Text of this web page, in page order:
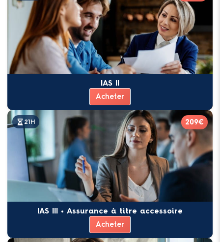
IAS II
Acheter
21H 209€
IAS III • Assurance à titre accessoire
Acheter